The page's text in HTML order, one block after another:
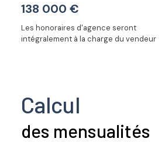
138 000 €
Les honoraires d'agence seront
intégralement à la charge du vendeur
Calcul
des mensualités